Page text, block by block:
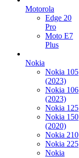
Motorola
Edge 20
Pro
Moto E7
Plus
Nokia
Nokia 105
(2023)
Nokia 106
(2023)
Nokia 125
Nokia 150
(2020)
Nokia 210
Nokia 225
Nokia